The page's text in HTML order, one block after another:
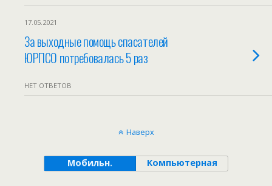
17.05.2021
За выходные помощь спасателей
ЮРПСО потребовалась 5 раз
НЕТ ОТВЕТОВ
Наверх
Мобильн. Компьютерная